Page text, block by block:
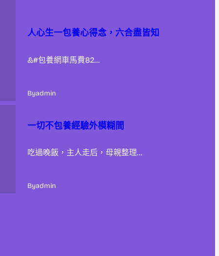
人心生一包養心得念，六合盡皆知
&#包養網車馬費82…
Byadmin
一切不包養經驗外模糊間
吃過晚飯，主人走后，母親整理…
Byadmin